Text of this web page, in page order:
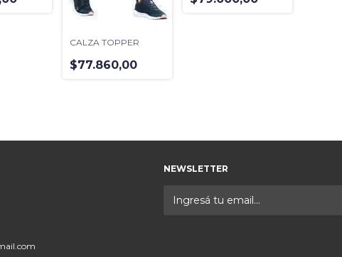
CALZA TOPPER
$77.860,00
NEWSLETTER